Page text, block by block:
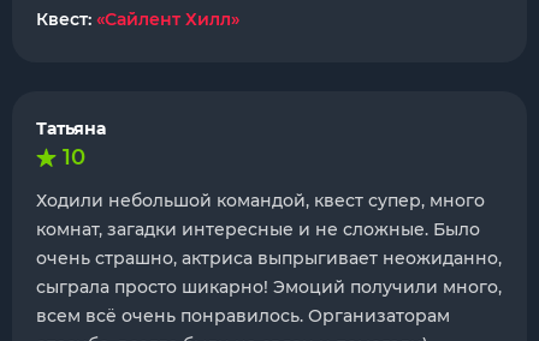
Квест: «Сайлент Хилл»
Татьяна
10
Ходили небольшой командой, квест супер, много
комнат, загадки интересные и не сложные. Было
очень страшно, актриса выпрыгивает неожиданно,
сыграла просто шикарно! Эмоций получили много,
всем всë очень понравилось. Организаторам